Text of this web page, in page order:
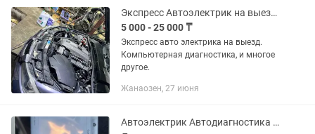
Экспресс Автоэлектрик на выезд. Автодиагностика
5 000 - 25 000 ₸
Экспресс авто электрика на выезд.
Компьютерная диагностика, и многое
другое.
Жанаозен, 27 июня
Автоэлектрик Автодиагностика выезд